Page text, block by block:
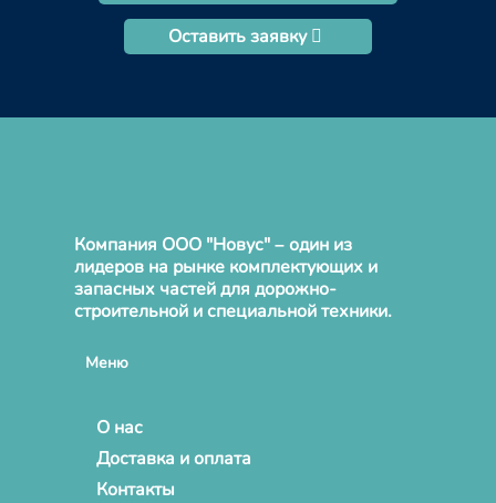
Оставить заявку
Компания ООО "Новус" – один из
лидеров на рынке комплектующих и
запасных частей для дорожно-
строительной и специальной техники.
Меню
О нас
Доставка и оплата
Контакты